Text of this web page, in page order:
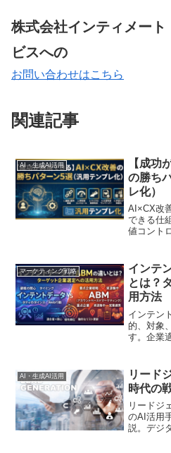
株式会社インティメー
ビスへの
お問い合わせはこちら
関連記事
AI・生成AI活用
【成功
の勝ち
レ化）
AI×CX改
できる仕
値コント
導入手順
マーケティング戦略
インテ
とは？
用方法
インテン
的、対象
す。企業
動への活
介します
AI・生成AI活用
リード
時代の
リードジ
のAI活用
説。デジ